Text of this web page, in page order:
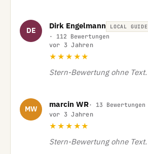
DE
Dirk Engelmann LOCAL GUIDE
· 112 Bewertungen
vor 3 Jahren
★★★★★
Stern-Bewertung ohne Text.
MW
marcin WR· 13 Bewertungen
vor 3 Jahren
★★★★★
Stern-Bewertung ohne Text.